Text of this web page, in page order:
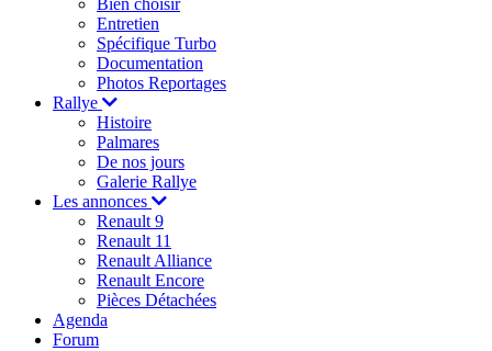
Bien choisir
Entretien
Spécifique Turbo
Documentation
Photos Reportages
Rallye
Histoire
Palmares
De nos jours
Galerie Rallye
Les annonces
Renault 9
Renault 11
Renault Alliance
Renault Encore
Pièces Détachées
Agenda
Forum